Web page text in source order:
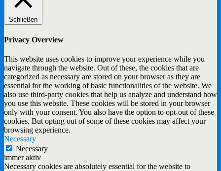
Schließen
Privacy Overview
This website uses cookies to improve your experience while you
navigate through the website. Out of these, the cookies that are
categorized as necessary are stored on your browser as they are
essential for the working of basic functionalities of the website. We
also use third-party cookies that help us analyze and understand how
you use this website. These cookies will be stored in your browser
only with your consent. You also have the option to opt-out of these
cookies. But opting out of some of these cookies may affect your
browsing experience.
Necessary
Necessary
immer aktiv
Necessary cookies are absolutely essential for the website to